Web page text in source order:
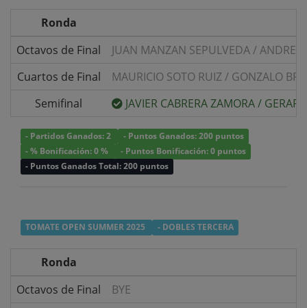
Ronda
Octavos de Final
JUAN MANZAN SEPULVEDA/ANDRES
Cuartos de Final
MAURICIO SOTO RUIZ/ GONZALO
Semifinal
JAVIER CABRERA ZAMORA/
- Partidos Ganados: 2
- Puntos Ganados: 200 puntos
- % Bonificación: 0 %
- Puntos Bonificación: 0 puntos
- Puntos Ganados Total: 200 puntos
TOMATE OPEN SUMMER 2025 - DOBLES TERCERA
Ronda
Octavos de Final
BYE